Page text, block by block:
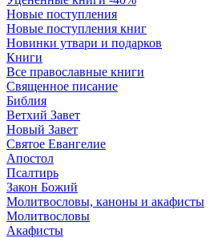
Новые поступления
Новые поступления книг
Новинки утвари и подарков
Книги
Все православные книги
Священное писание
Библия
Ветхий Завет
Новый Завет
Святое Евангелие
Апостол
Псалтирь
Закон Божий
Молитвословы, каноны и акафисты
Молитвословы
Акафисты